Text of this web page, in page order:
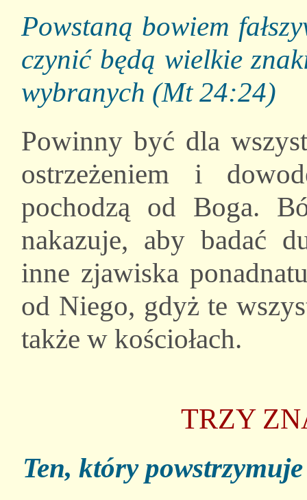
Powstaną bowiem
czynić będą wielkie
wybranych (Mt 24:24)
Powinny być dla
ostrzeżeniem i
pochodzą od Boga.
nakazuje, aby badać
inne zjawiska
od Niego, gdyż te
także w kościołach.
TRZY
Ten, który